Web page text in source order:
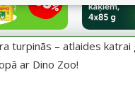
turpinās – atlaides katrai
ar Dino Zoo!